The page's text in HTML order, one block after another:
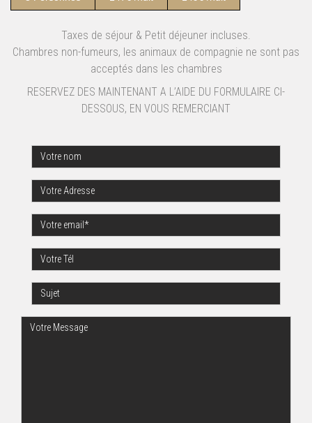
Taxes de séjour & Petit déjeuner incluses.
Chambres non-fumeurs, les animaux de compagnie ne sont pas
acceptés dans les chambres
RESERVEZ DES MAINTENANT A L’AIDE DU FORMULAIRE CI-
DESSOUS, EN VOUS REMERCIANT